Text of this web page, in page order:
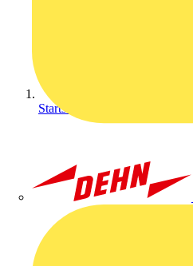
Startseite